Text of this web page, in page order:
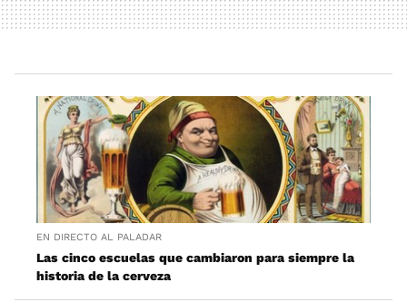
EN DIRECTO AL PALADAR
Las cinco escuelas que cambiaron para siempre la
historia de la cerveza